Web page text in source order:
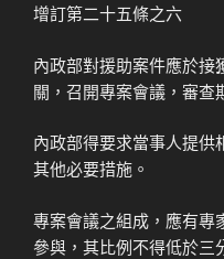
增訂第二十五條之六
內政部對援助案件應於接
關，召開專案會議，審查
內政部得要求當事人提供
其他必要措施。
專案會議之組成，應有專
參與，其比例不得低於三